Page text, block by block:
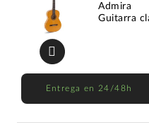
Admira
Guitarra
Entrega en 24/48h